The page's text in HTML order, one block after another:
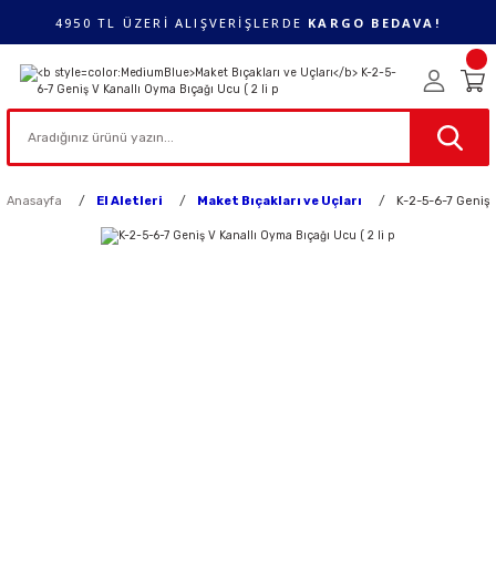
4950 TL ÜZERİ ALIŞVERİŞLERDE KARGO BEDAVA!
Anasayfa El Aletleri Maket Bıçakları ve Uçları K-2-5-6-7 Geniş